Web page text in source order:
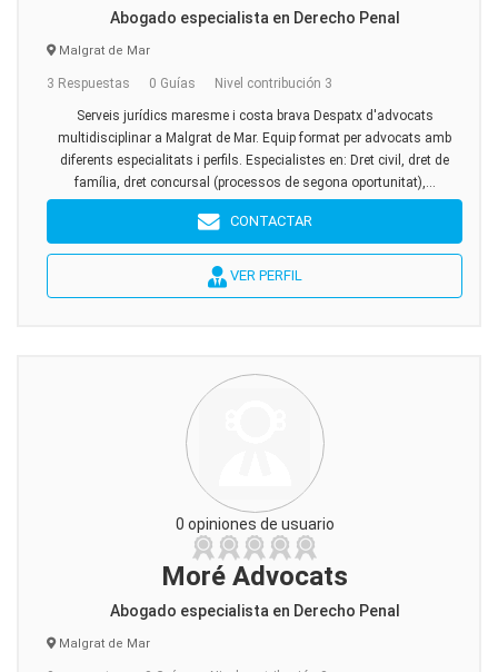
Abogado especialista en Derecho Penal
Malgrat de Mar
3 Respuestas 0 Guías Nivel contribución 3
Serveis jurídics maresme i costa brava Despatx d'advocats
multidisciplinar a Malgrat de Mar. Equip format per advocats amb
diferents especialitats i perfils. Especialistes en: Dret civil, dret de
família, dret concursal (processos de segona oportunitat),...
CONTACTAR
VER PERFIL
0 opiniones de usuario
Moré Advocats
Abogado especialista en Derecho Penal
Malgrat de Mar